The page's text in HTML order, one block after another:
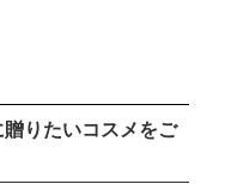
りたいコスメをご